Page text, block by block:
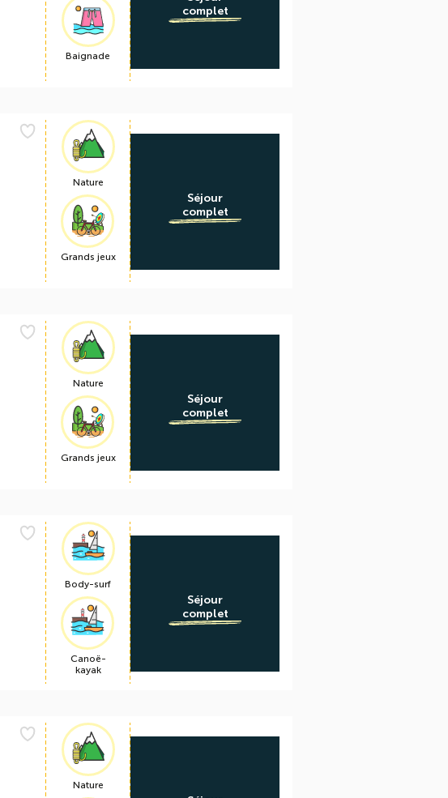
Baignade
complet
Nature
Grands jeux
Séjour
complet
Nature
Grands jeux
Séjour
complet
Body-surf
Canoë-
kayak
Séjour
complet
Nature